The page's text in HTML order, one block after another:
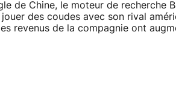
de Chine, le moteur de recherche
des coudes avec son rival
revenus de la compagnie ont